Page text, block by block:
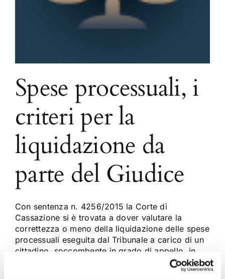
Spese processuali, i
criteri per la
liquidazione da
parte del Giudice
Con sentenza n. 4256/2015 la Corte di
Cassazione si è trovata a dover valutare la
correttezza o meno della liquidazione delle spese
processuali eseguita dal Tribunale a carico di un
cittadino, soccombente in grado di appello, in
favore dell’Amministrazione per l’impugnazione di
un verbale di accertamento di violazione al